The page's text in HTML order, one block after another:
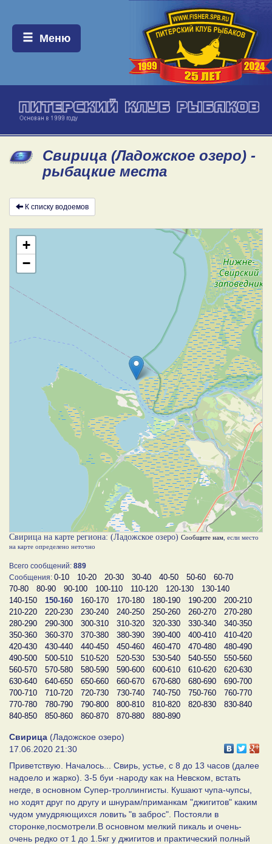
Меню:
Меню
Свирица (Ладожское озеро) -
рыбацкие места
К списку водоемов
+
−
Свирица на карте региона: (Ладожское озеро) Сообщите нам , если место
на карте определено неточно
Всего сообщений: 889
Сообщения: 0-10 10-20 20-30 30-40 40-50 50-60
60-70
70-80
80-90 90-100 100-110 110-120 120-130
130-140
140-150
150-160 160-170 170-180 180-190 190-200
200-210
210-220
220-230 230-240 240-250 250-260 260-270
270-280
280-290
290-300 300-310 310-320 320-330 330-340
340-350
350-360
360-370 370-380 380-390 390-400 400-410
410-420
420-430
430-440 440-450 450-460 460-470 470-480
480-490
490-500
500-510 510-520 520-530 530-540 540-550
550-560
560-570
570-580 580-590 590-600 600-610 610-620
620-630
630-640
640-650 650-660 660-670 670-680 680-690
690-700
700-710
710-720 720-730 730-740 740-750 750-760
760-770
770-780
780-790 790-800 800-810 810-820 820-830
830-840
840-850
850-860 860-870 870-880 880-890
Свирица (Ладожское озеро)
17.06.2020 21:30
Приветствую. Началось... Свирь, устье, с 8 до 13 часов (далее
надоело и жарко). 3-5 буи -народу как на Невском, встать
негде, в основном Супер-троллингисты. Кушают чупа-чупсы,
но ходят друг по другу и шнурам/приманкам "джигитов" каким
чудом умудряющихся ловить "в заброс". Постояли в
сторонке,посмотрели.В основном мелкий пикаль и очень-
очень редко от 1 до 1.5кг у джигитов и практический полный